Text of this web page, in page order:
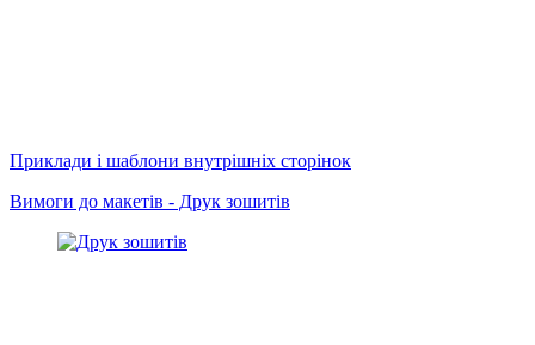
Приклади і шаблони внутрішніх сторінок
Вимоги до макетів - Друк зошитів